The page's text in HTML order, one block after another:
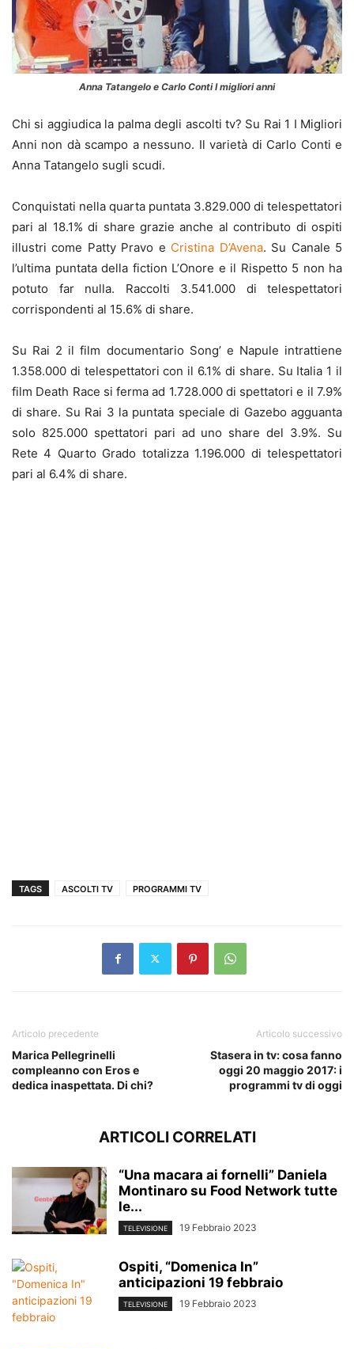
Anna Tatangelo e Carlo Conti I migliori anni
Chi si aggiudica la palma degli ascolti tv? Su Rai 1 I Migliori
Anni non dà scampo a nessuno. Il varietà di Carlo Conti e
Anna Tatangelo sugli scudi.
Conquistati nella quarta puntata 3.829.000 di telespettatori
pari al 18.1% di share grazie anche al contributo di ospiti
illustri come Patty Pravo e Cristina D’Avena. Su Canale 5
l’ultima puntata della fiction L’Onore e il Rispetto 5 non ha
potuto far nulla. Raccolti 3.541.000 di telespettatori
corrispondenti al 15.6% di share.
Su Rai 2 il film documentario Song’ e Napule intrattiene
1.358.000 di telespettatori con il 6.1% di share. Su Italia 1 il
film Death Race si ferma ad 1.728.000 di spettatori e il 7.9%
di share. Su Rai 3 la puntata speciale di Gazebo agguanta
solo 825.000 spettatori pari ad uno share del 3.9%. Su
Rete 4 Quarto Grado totalizza 1.196.000 di telespettatori
pari al 6.4% di share.
TAGS ASCOLTI TV PROGRAMMI TV
Articolo precedente
Marica Pellegrinelli
compleanno con Eros e
dedica inaspettata. Di chi?
Articolo successivo
Stasera in tv: cosa fanno
oggi 20 maggio 2017: i
programmi tv di oggi
ARTICOLI CORRELATI
“Una macara ai fornelli” Daniela
Montinaro su Food Network tutte
le...
TELEVISIONE 19 Febbraio 2023
Ospiti, “Domenica In”
anticipazioni 19 febbraio
TELEVISIONE 19 Febbraio 2023